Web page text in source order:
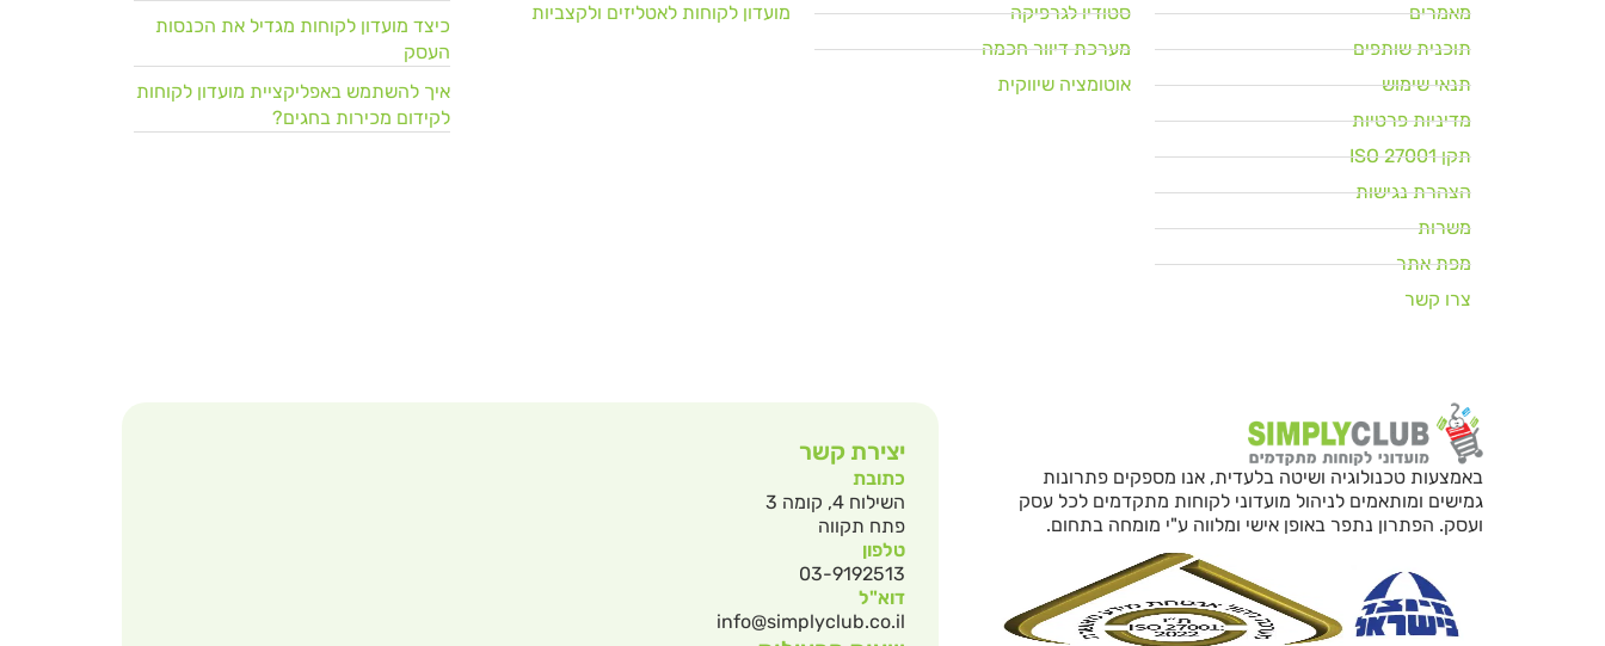
מאמרים
תוכנית שותפים
תנאי שימוש
מדיניות פרטיות
תקן ISO 27001
הצהרת נגישות
משרות
מפת אתר
צרו קשר
סטודיו לגרפיקה
מערכת דיוור חכמה
אוטומציה שיווקית
מועדון לקוחות לאטליזים ולקצביות
כיצד מועדון לקוחות מגדיל את הכנסות
העסק
איך להשתמש באפליקציית מועדון לקוחות
לקידום מכירות בחגים?
באמצעות טכנולוגיה ושיטה בלעדית, אנו מספקים פתרונות
גמישים ומותאמים לניהול מועדוני לקוחות מתקדמים לכל עסק
ועסק. הפתרון נתפר באופן אישי ומלווה ע"י מומחה בתחום.
יצירת קשר
כתובת
השילוח 4, קומה 3
פתח תקווה
טלפון
03-9192513
דוא"ל
info@simplyclub.co.il